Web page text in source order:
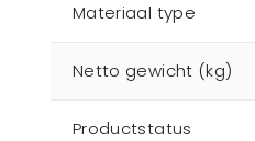
Materiaal type
Netto gewicht (kg)
Productstatus